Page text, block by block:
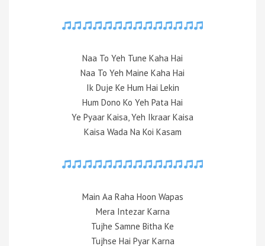
Naa To Yeh Tune Kaha Hai
Naa To Yeh Maine Kaha Hai
Ik Duje Ke Hum Hai Lekin
Hum Dono Ko Yeh Pata Hai
Ye Pyaar Kaisa, Yeh Ikraar Kaisa
Kaisa Wada Na Koi Kasam
Main Aa Raha Hoon Wapas
Mera Intezar Karna
Tujhe Samne Bitha Ke
Tujhse Hai Pyar Karna